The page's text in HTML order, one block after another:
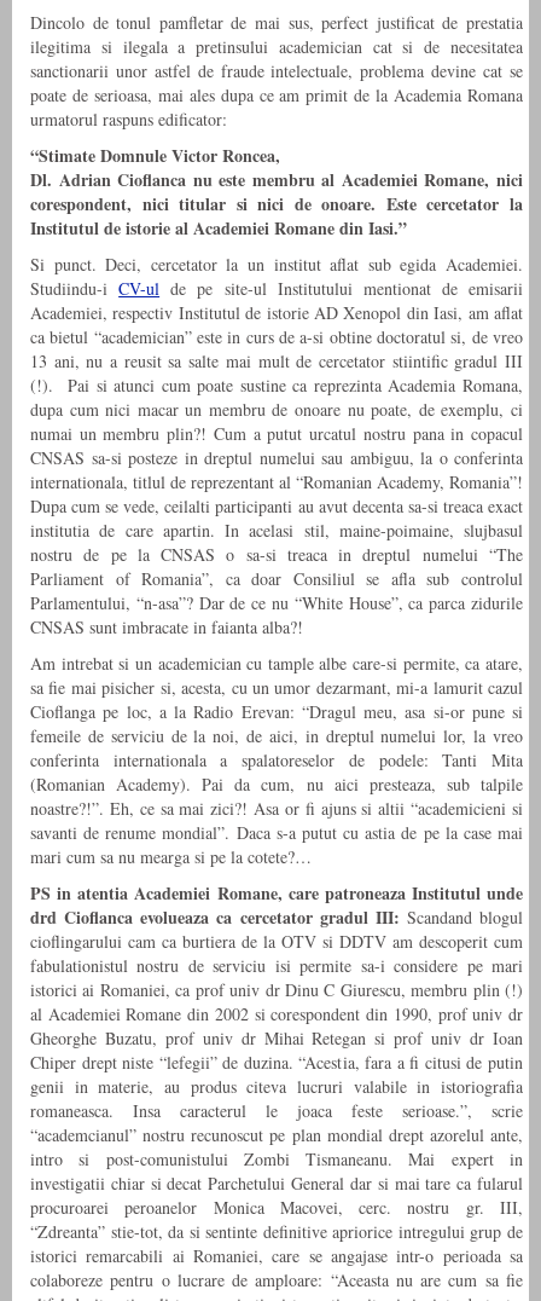
Dincolo de tonul pamfletar de mai sus, perfect justificat de prestatia
ilegitima si ilegala a pretinsului academician cat si de necesitatea
sanctionarii unor astfel de fraude intelectuale, problema devine cat se
poate de serioasa, mai ales dupa ce am primit de la Academia Romana
urmatorul raspuns edificator:
“Stimate Domnule Victor Roncea,
Dl. Adrian Cioflanca nu este membru al Academiei Romane, nici
corespondent, nici titular si nici de onoare. Este cercetator la
Institutul de istorie al Academiei Romane din Iasi.”
Si punct. Deci, cercetator la un institut aflat sub egida Academiei.
Studiindu-iCV-ul de pe site-ul Institutului mentionat de emisarii
Academiei, respectiv Institutul de istorie AD Xenopol din Iasi, am aflat
ca bietul “academician” este in curs de a-si obtine doctoratul si, de vreo
13 ani, nu a reusit sa salte mai mult de cercetator stiintific gradul III
(!). Pai si atunci cum poate sustine ca reprezinta Academia Romana,
dupa cum nici macar un membru de onoare nu poate, de exemplu, ci
numai un membru plin?! Cum a putut urcatul nostru pana in copacul
CNSAS sa-si posteze in dreptul numelui sau ambiguu, la o conferinta
internationala, titlul de reprezentant al “Romanian Academy, Romania”!
Dupa cum se vede, ceilalti participanti au avut decenta sa-si treaca exact
institutia de care apartin. In acelasi stil, maine-poimaine, slujbasul
nostru de pe la CNSAS o sa-si treaca in dreptul numelui “The
Parliament of Romania”, ca doar Consiliul se afla sub controlul
Parlamentului, “n-asa”? Dar de ce nu “White House”, ca parca zidurile
CNSAS sunt imbracate in faianta alba?!
Am intrebat si un academician cu tample albe care-si permite, ca atare,
sa fie mai pisicher si, acesta, cu un umor dezarmant, mi-a lamurit cazul
Cioflanga pe loc, a la Radio Erevan: “Dragul meu, asa si-or pune si
femeile de serviciu de la noi, de aici, in dreptul numelui lor, la vreo
conferinta internationala a spalatoreselor de podele: Tanti Mita
(Romanian Academy). Pai da cum, nu aici presteaza, sub talpile
noastre?!”. Eh, ce sa mai zici?! Asa or fi ajuns si altii “academicieni si
savanti de renume mondial”. Daca s-a putut cu astia de pe la case mai
mari cum sa nu mearga si pe la cotete?…
PS in atentia Academiei Romane, care patroneaza Institutul unde
drd Cioflanca evolueaza ca cercetator gradul III: Scandand blogul
cioflingarului cam ca burtiera de la OTV si DDTV am descoperit cum
fabulationistul nostru de serviciu isi permite sa-i considere pe mari
istorici ai Romaniei, ca prof univ dr Dinu C Giurescu, membru plin (!)
al Academiei Romane din 2002 si corespondent din 1990, prof univ dr
Gheorghe Buzatu, prof univ dr Mihai Retegan si prof univ dr Ioan
Chiper drept niste “lefegii” de duzina. “Acestia, fara a fi citusi de putin
genii in materie, au produs citeva lucruri valabile in istoriografia
romaneasca. Insa caracterul le joaca feste serioase.”, scrie
“academcianul” nostru recunoscut pe plan mondial drept azorelul ante,
intro si post-comunistului Zombi Tismaneanu. Mai expert in
investigatii chiar si decat Parchetului General dar si mai tare ca fularul
procuroarei peroanelor Monica Macovei, cerc. nostru gr. III,
“Zdreanta” stie-tot, da si sentinte definitive apriorice intregului grup de
istorici remarcabili ai Romaniei, care se angajase intr-o perioada sa
colaboreze pentru o lucrare de amploare: “Aceasta nu are cum sa fie